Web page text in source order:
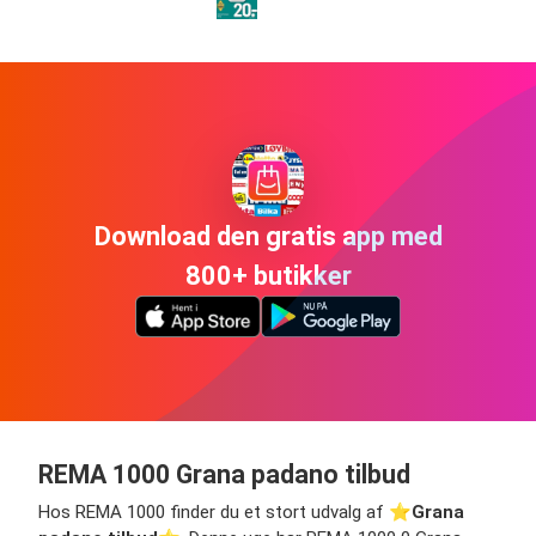
Download den gratis app med
800+ butikker
REMA 1000 Grana padano tilbud
Hos REMA 1000 finder du et stort udvalg af ⭐️Grana